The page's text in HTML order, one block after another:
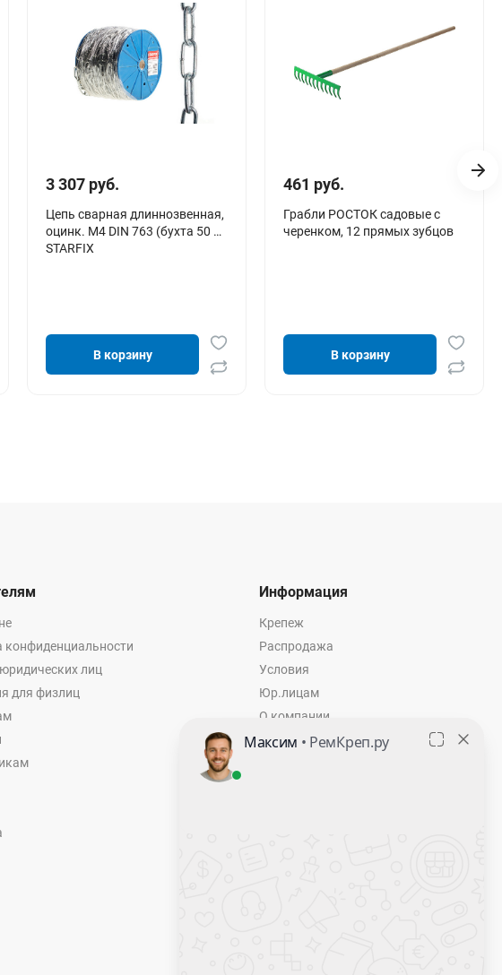
3 307 руб.
Цепь сварная длиннозвенная,
оцинк. М4 DIN 763 (бухта 50 м)
STARFIX
В корзину
461 руб.
Грабли РОСТОК садовые с
черенком, 12 прямых зубцов
В корзину
конфиденциальности
лиц
для физлиц
Информация
Крепеж
Распродажа
Условия
Юр.лицам
О компании
Контакты